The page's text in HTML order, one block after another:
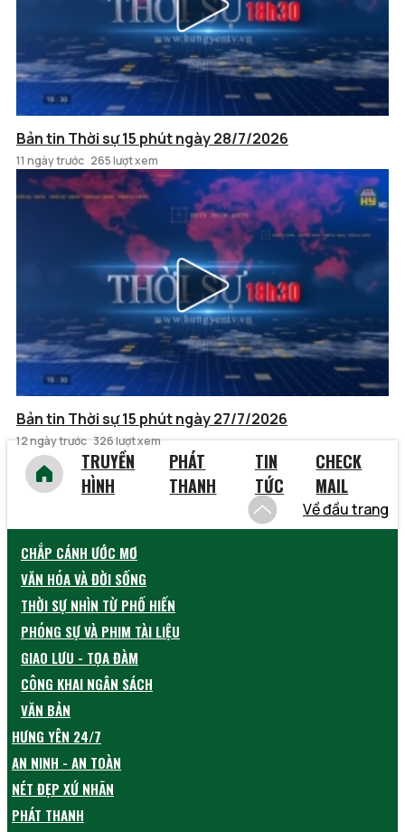
Bản tin Thời sự 15 phút ngày 28/7/2026
11 ngày trước 265 lượt xem
Bản tin Thời sự 15 phút ngày 27/7/2026
12 ngày trước 326 lượt xem
TRUYỀN
HÌNH
PHÁT
THANH
TIN
TỨC
CHECK
MAIL
Về đầu trang
CHẮP CÁNH ƯỚC MƠ
VĂN HÓA VÀ ĐỜI SỐNG
THỜI SỰ NHÌN TỪ PHỐ HIẾN
PHÓNG SỰ VÀ PHIM TÀI LIỆU
GIAO LƯU - TỌA ĐÀM
CÔNG KHAI NGÂN SÁCH
VĂN BẢN
HƯNG YÊN 24/7
AN NINH - AN TOÀN
NÉT ĐẸP XỨ NHÃN
PHÁT THANH